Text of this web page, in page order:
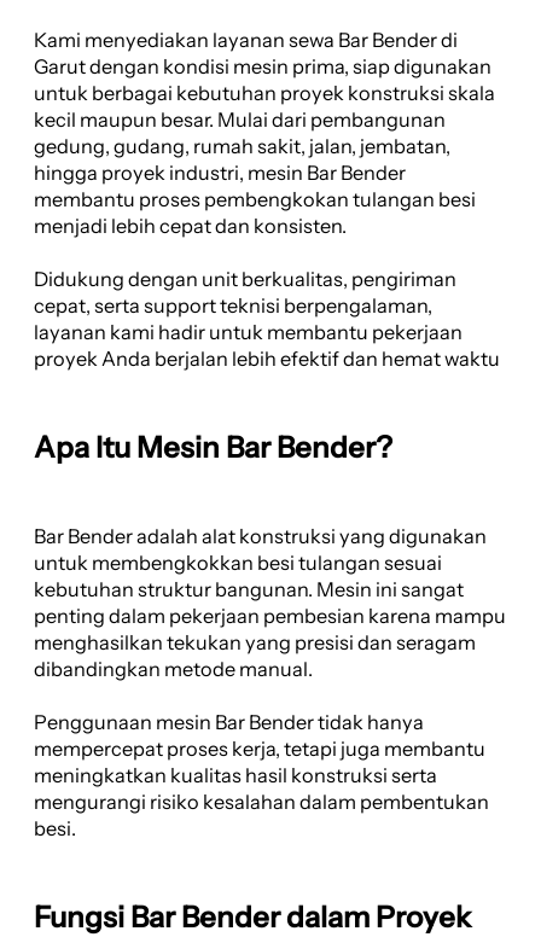
Kami menyediakan layanan sewa Bar Bender di
Garut dengan kondisi mesin prima, siap digunakan
untuk berbagai kebutuhan proyek konstruksi skala
kecil maupun besar. Mulai dari pembangunan
gedung, gudang, rumah sakit, jalan, jembatan,
hingga proyek industri, mesin Bar Bender
membantu proses pembengkokan tulangan besi
menjadi lebih cepat dan konsisten.
Didukung dengan unit berkualitas, pengiriman
cepat, serta support teknisi berpengalaman,
layanan kami hadir untuk membantu pekerjaan
proyek Anda berjalan lebih efektif dan hemat waktu
Apa Itu Mesin Bar Bender?
Bar Bender adalah alat konstruksi yang digunakan
untuk membengkokkan besi tulangan sesuai
kebutuhan struktur bangunan. Mesin ini sangat
penting dalam pekerjaan pembesian karena mampu
menghasilkan tekukan yang presisi dan seragam
dibandingkan metode manual.
Penggunaan mesin Bar Bender tidak hanya
mempercepat proses kerja, tetapi juga membantu
meningkatkan kualitas hasil konstruksi serta
mengurangi risiko kesalahan dalam pembentukan
besi.
Fungsi Bar Bender dalam Proyek